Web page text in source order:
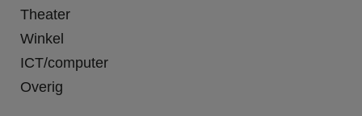
Theater
Winkel
ICT/computer
Overig